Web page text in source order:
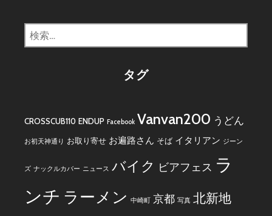
検
索:
タグ
CROSSCUB110 ENDUP Facebook Vanvan200 うどん
お初天神通り お取り寄せ お遍路さん そば イタリアン ジーン
ズ ナックルカバー ニュース バイク ビアフェス ラ
ンチ ラーメン 中崎町 京都 写真 北新地